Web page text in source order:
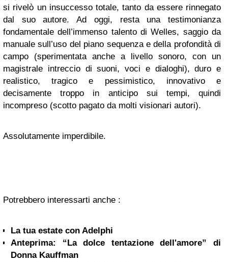
si rivelò un insuccesso totale, tanto da essere rinnegato
dal suo autore. Ad oggi, resta una testimonianza
fondamentale dell’immenso talento di Welles, saggio da
manuale sull’uso del piano sequenza e della profondità di
campo (sperimentata anche a livello sonoro, con un
magistrale intreccio di suoni, voci e dialoghi), duro e
realistico, tragico e pessimistico, innovativo e
decisamente troppo in anticipo sui tempi, quindi
incompreso (scotto pagato da molti visionari autori).
Assolutamente imperdibile.
Potrebbero interessarti anche :
La tua estate con Adelphi
Anteprima: “La dolce tentazione dell'amore” di
Donna Kauffman